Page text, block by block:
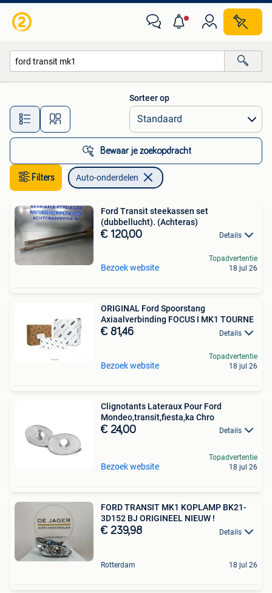
Alle afstanden…
Sorteer op
Bewaar je zoekopdracht
Filters Auto-onderdelen
Ford Transit steekassen set
(dubbellucht). (Achteras)
€ 120,00 Details
Bezoek website
Topadvertentie
18 jul 26
ORIGINAL Ford Spoorstang
Axiaalverbinding FOCUS I MK1 TOURNE
€ 81,46 Details
Bezoek website
Topadvertentie
18 jul 26
Clignotants Lateraux Pour Ford
Mondeo,transit,fiesta,ka Chro
€ 24,00 Details
Bezoek website
Topadvertentie
18 jul 26
FORD TRANSIT MK1 KOPLAMP BK21-
3D152 BJ ORIGINEEL NIEUW !
€ 239,98 Details
Rotterdam 18 jul 26